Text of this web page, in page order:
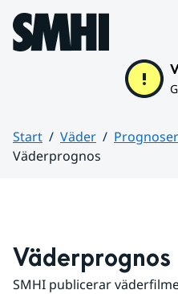
Hoppa till sidans innehåll
Start Väder
Väderprognos
Väderprognos
SMHI publicerar